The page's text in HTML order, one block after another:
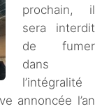
prochain, il
sera interdit
de fumer
dans
l’intégralité
annoncée l’an